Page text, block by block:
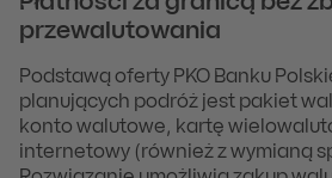
przewalutowania
Podstawą oferty PKO Banku
planujących podróż jest pakiet
konto walutowe, kartę
internetowy (również z wymianą